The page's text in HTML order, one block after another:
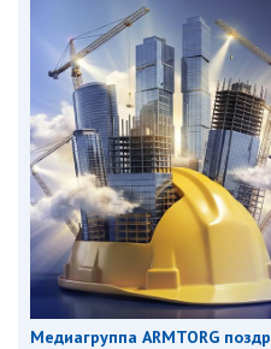
Медиагруппа ARMTORG